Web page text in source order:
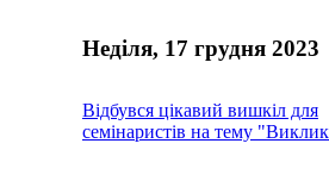
Неділя, 17 грудня 2023
Відбувся цікавий вишкіл для
семінаристів на тему